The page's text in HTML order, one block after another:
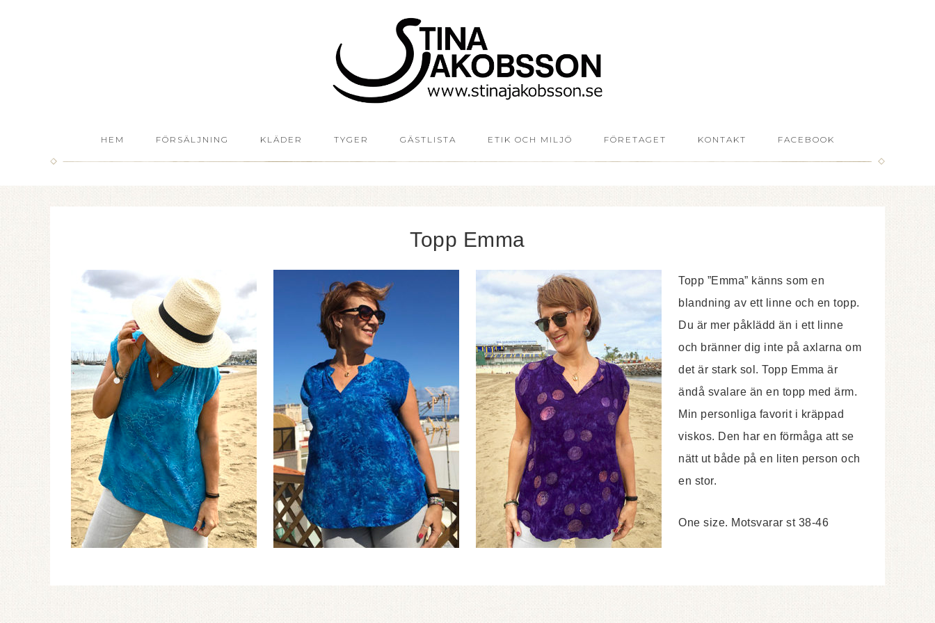
HEM FÖRSÄLJNING KLÄDER TYGER GÄSTLISTA ETIK OCH MILJÖ FÖRETAGET KONTAKT FACEBOOK
Topp Emma
Topp ”Emma” känns som en
blandning av ett linne och en topp.
Du är mer påklädd än i ett linne
och bränner dig inte på axlarna om
det är stark sol. Topp Emma är
ändå svalare än en topp med ärm.
Min personliga favorit i kräppad
viskos. Den har en förmåga att se
nätt ut både på en liten person och
en stor.
One size. Motsvarar st 38-46